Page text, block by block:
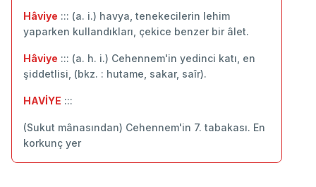
Hâviye ::: (a. i.) havya, tenekecilerin lehim
yaparken kullandıkları, çekice benzer bir âlet.
Hâviye ::: (a. h. i.) Cehennem'in yedinci katı, en
şiddetlisi, (bkz. : hutame, sakar, saîr).
HAVİYE :::
(Sukut mânasından) Cehennem'in 7. tabakası. En
korkunç yer